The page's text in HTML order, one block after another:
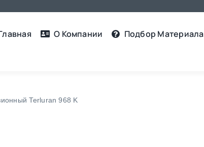
О Компании Подбор Материалa
Terluran 968 K